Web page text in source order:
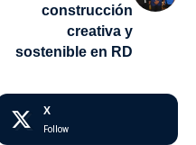
construcción
creativa y
sostenible en RD
X
Follow